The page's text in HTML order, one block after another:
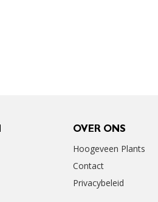
OVER ONS
Hoogeveen Plants
Contact
Privacybeleid